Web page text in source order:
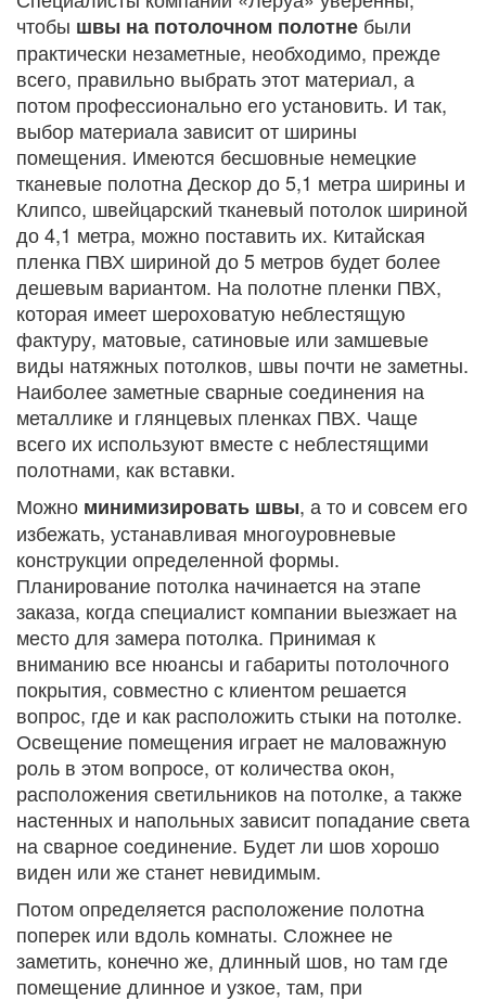
чтобы швы на потолочном полотне были
практически незаметные, необходимо, прежде
всего, правильно выбрать этот материал, а
потом профессионально его установить. И так,
выбор материала зависит от ширины
помещения. Имеются бесшовные немецкие
тканевые полотна Дескор до 5,1 метра ширины и
Клипсо, швейцарский тканевый потолок шириной
до 4,1 метра, можно поставить их. Китайская
пленка ПВХ шириной до 5 метров будет более
дешевым вариантом. На полотне пленки ПВХ,
которая имеет шероховатую неблестящую
фактуру, матовые, сатиновые или замшевые
виды натяжных потолков, швы почти не заметны.
Наиболее заметные сварные соединения на
металлике и глянцевых пленках ПВХ. Чаще
всего их используют вместе с неблестящими
полотнами, как вставки.
Можно минимизировать швы, а то и совсем его
избежать, устанавливая многоуровневые
конструкции определенной формы.
Планирование потолка начинается на этапе
заказа, когда специалист компании выезжает на
место для замера потолка. Принимая к
вниманию все нюансы и габариты потолочного
покрытия, совместно с клиентом решается
вопрос, где и как расположить стыки на потолке.
Освещение помещения играет не маловажную
роль в этом вопросе, от количества окон,
расположения светильников на потолке, а также
настенных и напольных зависит попадание света
на сварное соединение. Будет ли шов хорошо
виден или же станет невидимым.
Потом определяется расположение полотна
поперек или вдоль комнаты. Сложнее не
заметить, конечно же, длинный шов, но там где
помещение длинное и узкое, там, при